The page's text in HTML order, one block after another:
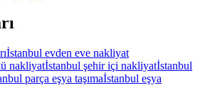
İstanbul evden eve nakliyat
nakliyatİstanbul şehir içi nakliyatİstanbul
parça eşya taşımaİstanbul eşya